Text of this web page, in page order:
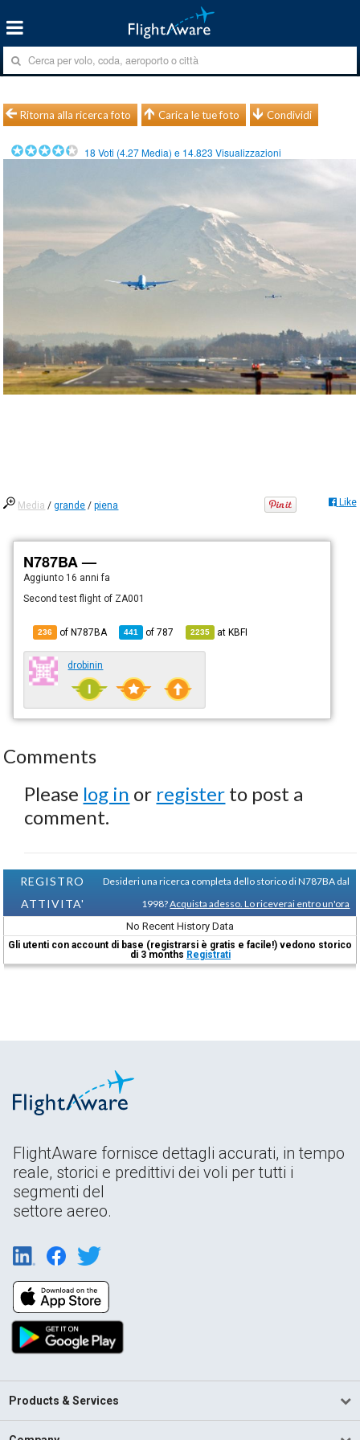
Ritorna alla ricerca foto Carica le tue foto Condividi
18 Voti (4.27Media) e 14.823 Visualizzazioni
Media /grande /piena Like
N787BA —
Aggiunto 16 anni fa
Second test flight of ZA001
236 of N787BA 441 of787 2235 atKBFI
drobinin
Comments
Please log in or register to post a
comment.
REGISTRO
ATTIVITA'
Desideri una ricerca completa dello storico di N787BA dal
1998?Acquista adesso. Lo riceverai entro un'ora
No Recent History Data
Gli utenti con account di base (registrarsi è gratis e facile!) vedono storico
di 3 months Registrati
FlightAware fornisce dettagli accurati, in tempo
reale, storici e predittivi dei voli per tutti i
segmenti del
settore aereo.
Products & Services